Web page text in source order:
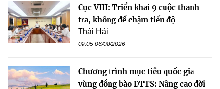
Cục VIII: Triển khai 9 cuộc thanh
tra, không để chậm tiến độ
Thái Hải
09:05 06/08/2026
Chương trình mục tiêu quốc gia
vùng đồng bào DTTS: Nâng cao đời